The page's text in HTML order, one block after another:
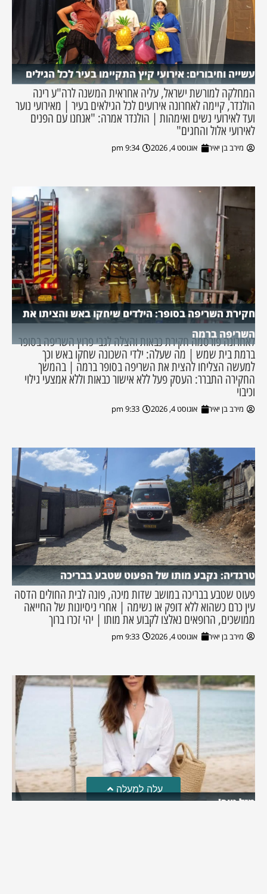
עשייה וחיבורים: אירועי קיץ התקיימו בעיר לכל הגילים
המחלקה למורשת ישראל, עליה אחראית המשנה לרה"ע רינה
הולנדר, קיימה לאחרונה אירועים לכל הגילאים בעיר | מאירועי נוער
ועד לאירועי נשים ואימהות | הולנדר אמרה: "אנחנו עם הפנים
לאירועי אלול והחגים"
מירב בן יאיר אוגוסט 4, 2026 9:34 pm
חקירת השריפה בסופר: הילדים שיחקו באש והציתו את
השריפה ברמה
לאחרונה פורסמה חקירת כבאות והצלה לגבי פרוץ השריפה בסופר
ברמת בית שמש | מה שעלה: ילדי השכונה שחקו באש וכך
למעשה הצליחו להצית את השריפה בסופר ברמה | בהמשך
החקירה התברר: העסק פעל ללא אישור כבאות וללא אמצעי גילוי
וכיבוי
מירב בן יאיר אוגוסט 4, 2026 9:33 pm
טרגדיה: נקבע מותו של הפעוט שטבע בבריכה
פעוט שטבע בבריכה במושב שדות מיכה, פונה לבית החולים הדסה
עין כרם כשהוא ללא דופק או נשימה | אחרי ניסיונות של החייאה
ממושכים, הרופאים נאלצו לקבוע את מותו | יהי זכרו ברוך
מירב בן יאיר אוגוסט 4, 2026 9:33 pm
מזל טוב!
עלה למעלה